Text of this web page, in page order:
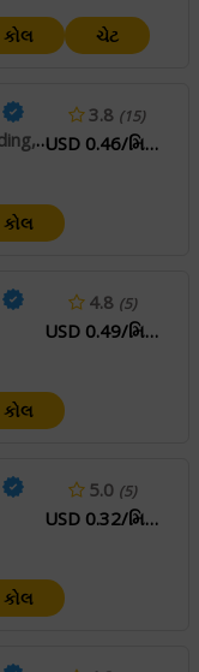
કોલ ચેટ
Vedic, Vastu, Face Reading, Muhurta
3.8 (15)
USD 0.46/મિનિટ
કોલ
4.8 (5)
USD 0.49/મિનિટ
કોલ
5.0 (5)
USD 0.32/મિનિટ
કોલ